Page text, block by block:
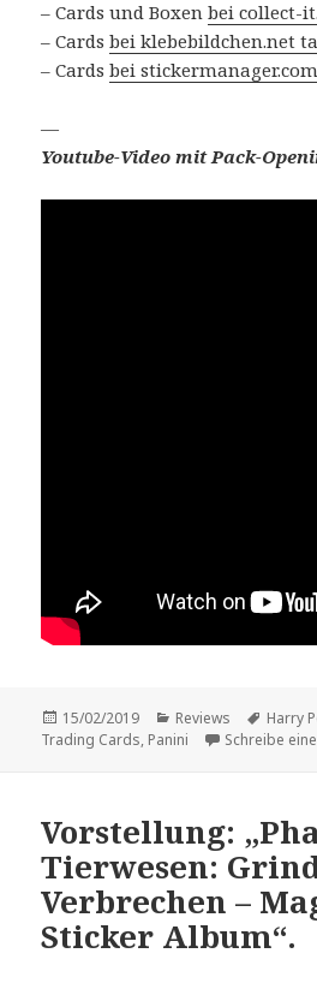
– Cards und Boxenbei collect-
– Cardsbei klebebildchen.net
– Cardsbei
—
Youtube-Video mit Pack-
Veröffentlicht
am
15/02/2019 Kategorien
Reviews Harry
Trading Cards, Panini Schreibe
Vorstellung:
Tierwesen:
Verbrechen –
Sticker Album“.